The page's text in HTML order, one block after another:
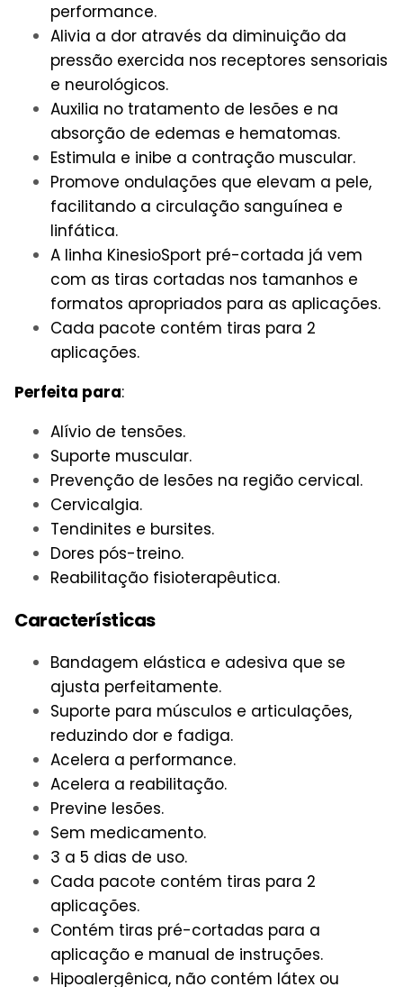
performance.
Alivia a dor através da diminuição da
pressão exercida nos receptores sensoriais
e neurológicos.
Auxilia no tratamento de lesões e na
absorção de edemas e hematomas.
Estimula e inibe a contração muscular.
Promove ondulações que elevam a pele,
facilitando a circulação sanguínea e
linfática.
A linha KinesioSport pré-cortada já vem
com as tiras cortadas nos tamanhos e
formatos apropriados para as aplicações.
Cada pacote contém tiras para 2
aplicações.
Perfeita para:
Alívio de tensões.
Suporte muscular.
Prevenção de lesões na região cervical.
Cervicalgia.
Tendinites e bursites.
Dores pós-treino.
Reabilitação fisioterapêutica.
Características
Bandagem elástica e adesiva que se
ajusta perfeitamente.
Suporte para músculos e articulações,
reduzindo dor e fadiga.
Acelera a performance.
Acelera a reabilitação.
Previne lesões.
Sem medicamento.
3 a 5 dias de uso.
Cada pacote contém tiras para 2
aplicações.
Contém tiras pré-cortadas para a
aplicação e manual de instruções.
Hipoalergênica, não contém látex ou